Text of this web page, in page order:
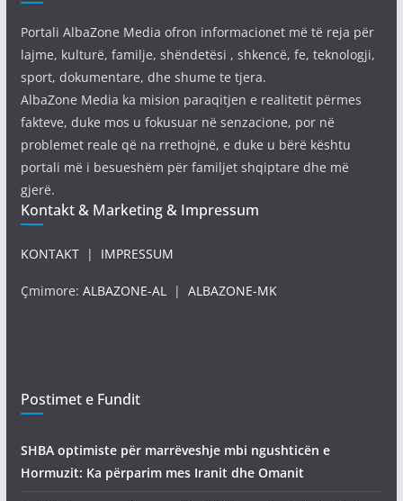
Portali AlbaZone Media ofron informacionet më të reja për
lajme, kulturë, familje, shëndetësi , shkencë, fe, teknologji,
sport, dokumentare, dhe shume te tjera.
AlbaZone Media ka mision paraqitjen e realitetit përmes
fakteve, duke mos u fokusuar në senzacione, por në
problemet reale që na rrethojnë, e duke u bërë kështu
portali më i besueshëm për familjet shqiptare dhe më
gjerë.
Kontakt & Marketing & Impressum
KONTAKT| IMPRESSUM
Çmimore: ALBAZONE-AL| ALBAZONE-MK
Postimet e Fundit
SHBA optimiste për marrëveshje mbi ngushticën e
Hormuzit: Ka përparim mes Iranit dhe Omanit